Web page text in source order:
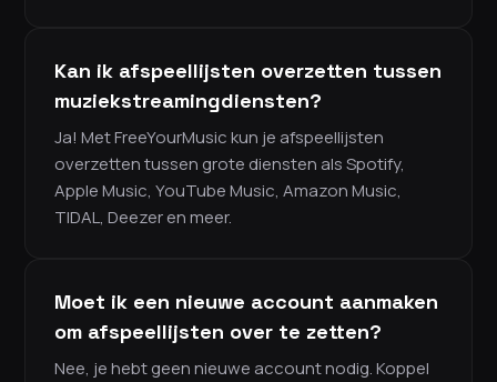
Kan ik afspeellijsten overzetten tussen
muziekstreamingdiensten?
Ja! Met FreeYourMusic kun je afspeellijsten
overzetten tussen grote diensten als Spotify,
Apple Music, YouTube Music, Amazon Music,
TIDAL, Deezer en meer.
Moet ik een nieuwe account aanmaken
om afspeellijsten over te zetten?
Nee, je hebt geen nieuwe account nodig. Koppel